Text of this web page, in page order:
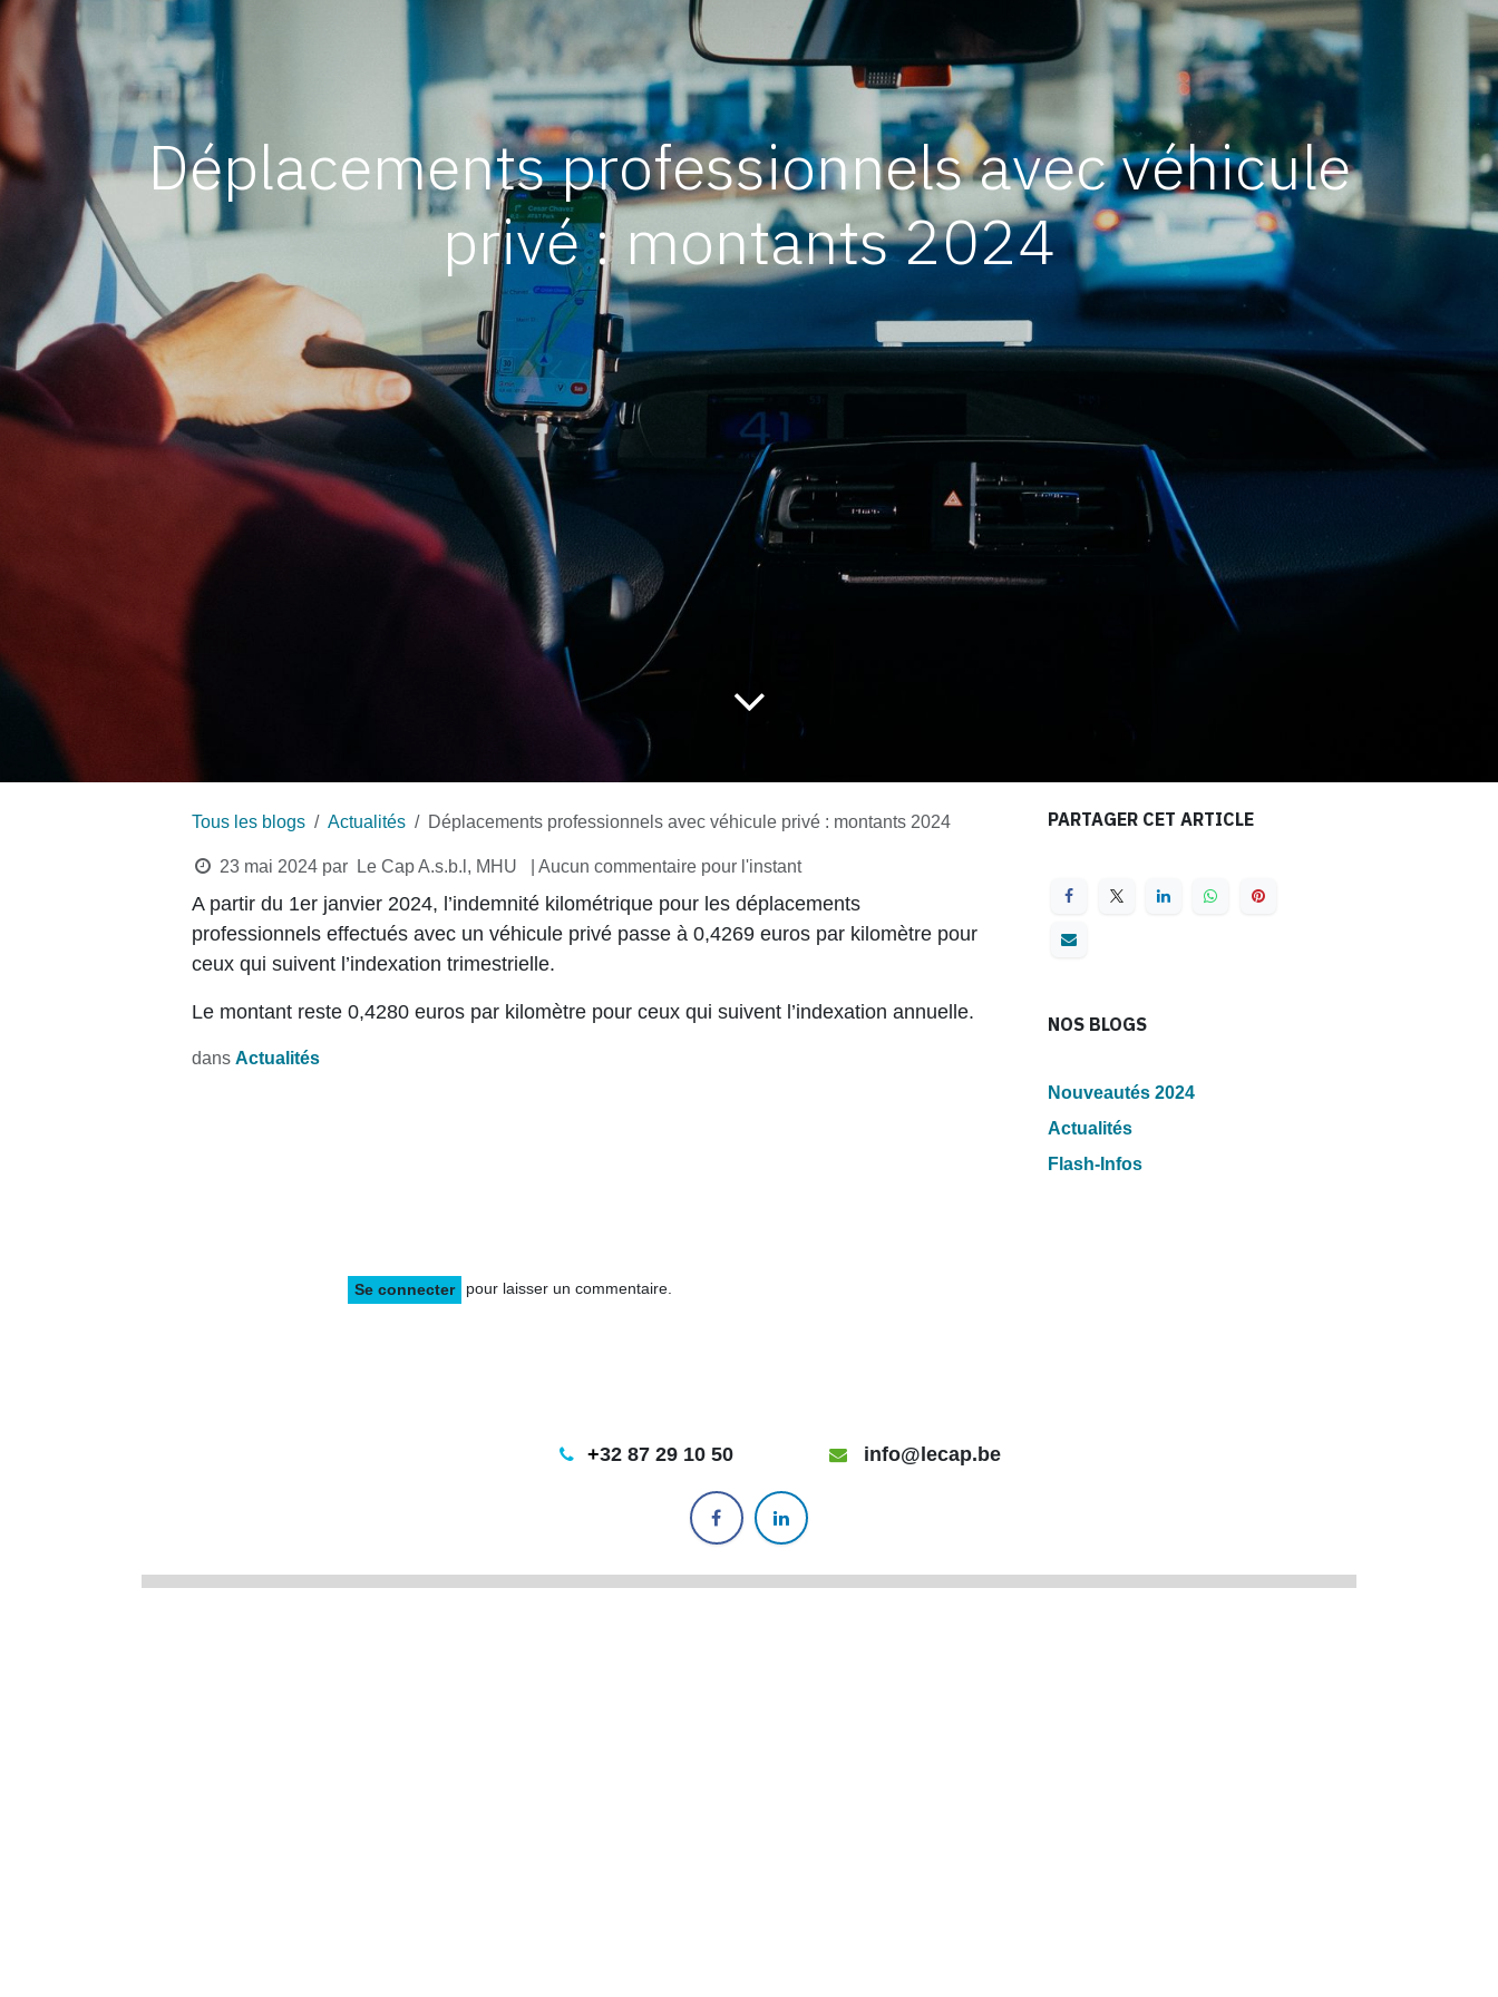
Déplacements professionnels avec véhicule
privé : montants 2024
Tous les blogs Actualités Déplacements professionnels avec véhicule privé : montants 2024
23 mai 2024 par Le Cap A.s.b.l, MHU | Aucun commentaire pour l'instant
A partir du 1er janvier 2024, l’indemnité kilométrique pour les déplacements
professionnels effectués avec un véhicule privé passe à 0,4269 euros par kilomètre pour
ceux qui suivent l’indexation trimestrielle.
Le montant reste 0,4280 euros par kilomètre pour ceux qui suivent l’indexation annuelle.
dans Actualités
PARTAGER CET ARTICLE
NOS BLOGS
Nouveautés 2024
Actualités
Flash-Infos
Se connecter pour laisser un commentaire.
+32 87 29 10 50 info@lecap.be